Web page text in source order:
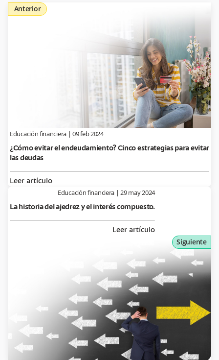
Anterior
Educación financiera |09 feb 2024
¿Cómo evitar el endeudamiento? Cinco estrategias para evitar
las deudas
Leer artículo
Siguiente
Educación financiera |29 may 2024
La historia del ajedrez y el interés compuesto.
Leer artículo